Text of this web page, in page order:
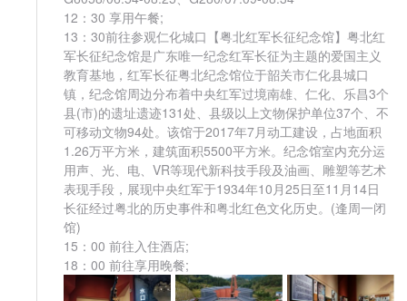
12：30 享用午餐;
13：30前往参观仁化城口【粤北红军长征纪念馆】粤北红
军长征纪念馆是广东唯一纪念红军长征为主题的爱国主义
教育基地，红军长征粤北纪念馆位于韶关市仁化县城口
镇，纪念馆周边分布着中央红军过境南雄、仁化、乐昌3个
县(市)的遗址遗迹131处、县级以上文物保护单位37个、不
可移动文物94处。该馆于2017年7月动工建设，占地面积
1.26万平方米，建筑面积5500平方米。纪念馆室内充分运
用声、光、电、VR等现代新科技手段及油画、雕塑等艺术
表现手段，展现中央红军于1934年10月25日至11月14日
长征经过粤北的历史事件和粤北红色文化历史。(逢周一闭
馆)
15：00 前往入住酒店;
18：00 前往享用晚餐;